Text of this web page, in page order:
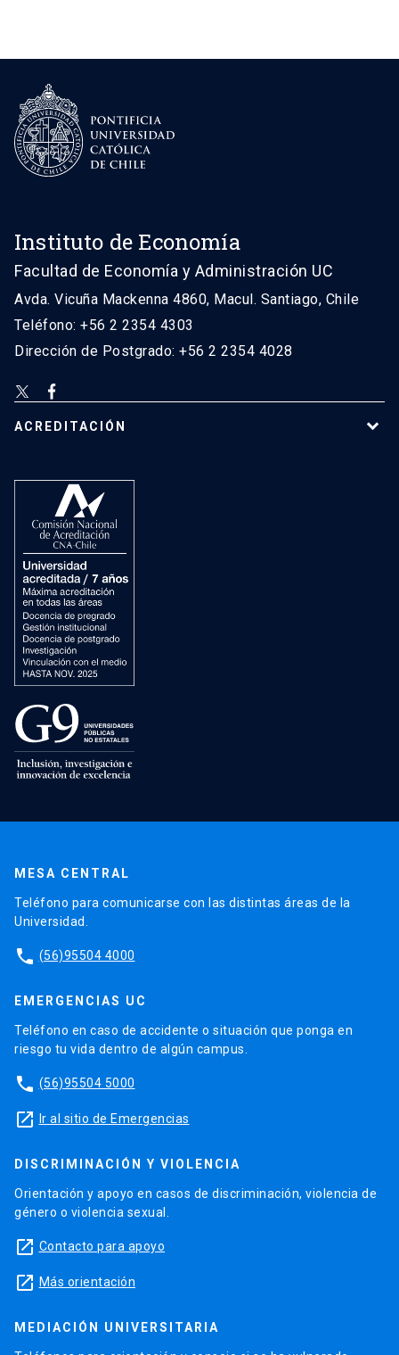
Instituto de Economía
Facultad de Economía y Administración UC
Avda. Vicuña Mackenna 4860, Macul. Santiago, Chile
Teléfono: +56 2 2354 4303
Dirección de Postgrado: +56 2 2354 4028
ACREDITACIÓN
MESA CENTRAL
Teléfono para comunicarse con las distintas áreas de la
Universidad.
phone (56)95504 4000
EMERGENCIAS UC
Teléfono en caso de accidente o situación que ponga en
riesgo tu vida dentro de algún campus.
phone (56)95504 5000
launch Ir al sitio de Emergencias
DISCRIMINACIÓN Y VIOLENCIA
Orientación y apoyo en casos de discriminación, violencia de
género o violencia sexual.
launch Contacto para apoyo
launch Más orientación
MEDIACIÓN UNIVERSITARIA